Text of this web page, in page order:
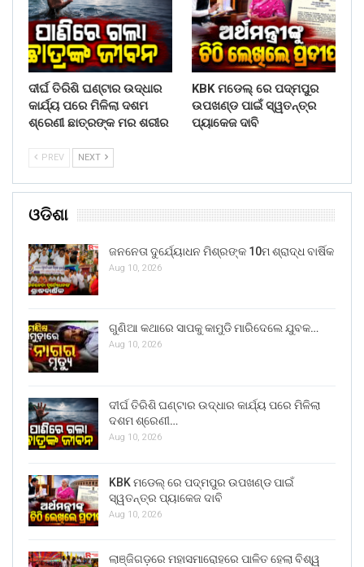
ଦୀର୍ଘ ତିରିଶି ଘଣ୍ଟାର ଉଦ୍ଧାର
କାର୍ଯ୍ୟ ପରେ ମିଳିଲା ଦଶମ
ଶ୍ରେଣୀ ଛାତ୍ରଙ୍କ ମର ଶରୀର
KBK ମଡେଲ୍ ରେ ପଦ୍ମପୁର
ଉପଖଣ୍ଡ ପାଇଁ ସ୍ୱତନ୍ତ୍ର
ପ୍ୟାକେଜ ଦାବି
PREV NEXT
ଓଡିଶା
ଜନନେତା ଦୁର୍ଯ୍ୟୋଧନ ମିଶ୍ରଙ୍କ 10ମ ଶ୍ରାଦ୍ଧ ବାର୍ଷିକ
Aug 10, 2026
ଗୁଣିଆ କଥାରେ ସାପକୁ କାମୁଡି ମାରିଦେଲେ ଯୁବକ…
Aug 10, 2026
ଦୀର୍ଘ ତିରିଶି ଘଣ୍ଟାର ଉଦ୍ଧାର କାର୍ଯ୍ୟ ପରେ ମିଳିଲା
ଦଶମ ଶ୍ରେଣୀ…
Aug 10, 2026
KBK ମଡେଲ୍ ରେ ପଦ୍ମପୁର ଉପଖଣ୍ଡ ପାଇଁ
ସ୍ୱତନ୍ତ୍ର ପ୍ୟାକେଜ ଦାବି
Aug 10, 2026
ଲାଞ୍ଜିଗଡ଼ରେ ମହାସମାରୋହରେ ପାଳିତ ହେଲା ବିଶ୍ୱ